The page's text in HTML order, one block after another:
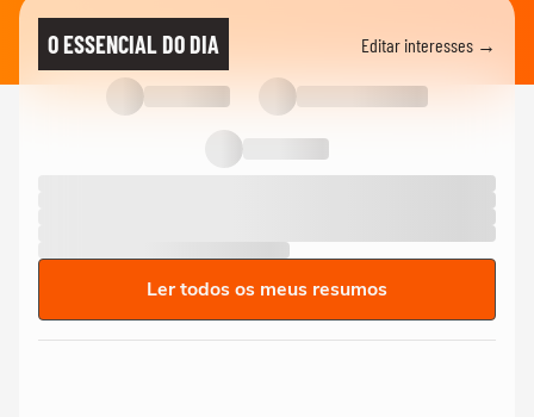
O ESSENCIAL DO DIA Editar interesses →
Ler todos os meus resumos